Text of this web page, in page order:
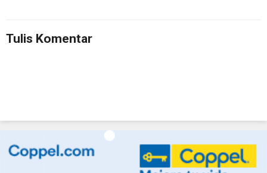
Tulis Komentar